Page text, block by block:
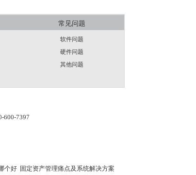
常见问题
软件问题
硬件问题
其他问题
600-7397
个好 固定资产管理痛点及系统解决方案